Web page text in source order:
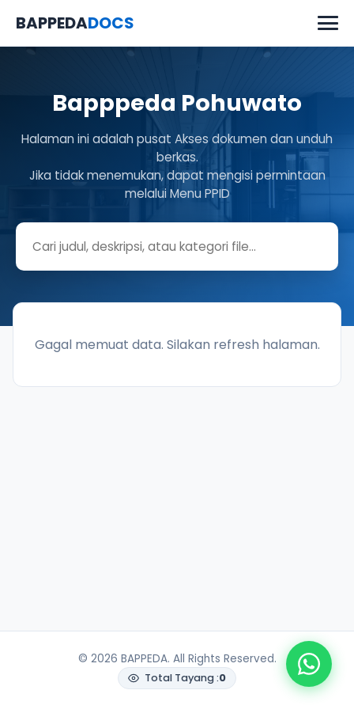
BAPPEDADOCS
Bapppeda Pohuwato
Halaman ini adalah pusat Akses dokumen dan unduh
berkas.
Jika tidak menemukan, dapat mengisi permintaan
melalui Menu PPID
Gagal memuat data. Silakan refresh halaman.
© 2026 BAPPEDA. All Rights Reserved.
Total Tayang :0